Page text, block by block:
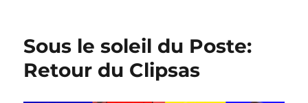
Sous le soleil du Poste:
Retour du Clipsas